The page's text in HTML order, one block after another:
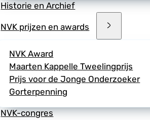
Historie en Archief
NVK prijzen en awards
NVK Award
Maarten Kappelle Tweelingprijs
Prijs voor de Jonge Onderzoeker
Gorterpenning
NVK-congres